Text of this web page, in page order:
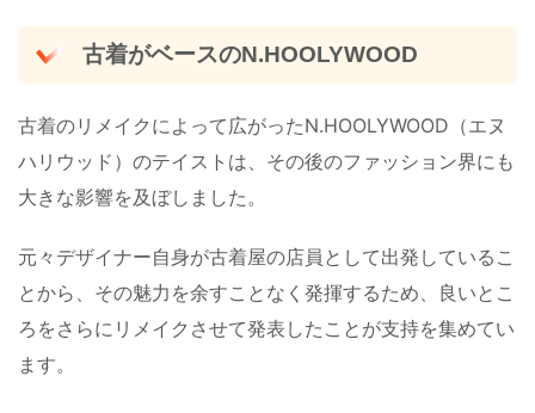
古着がベースのN.HOOLYWOOD
古着のリメイクによって広がったN.HOOLYWOOD（エヌ
ハリウッド）のテイストは、その後のファッション界にも
大きな影響を及ぼしました。
元々デザイナー自身が古着屋の店員として出発しているこ
とから、その魅力を余すことなく発揮するため、良いとこ
ろをさらにリメイクさせて発表したことが支持を集めてい
ます。